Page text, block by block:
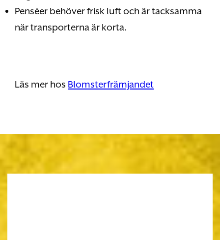
Penséer behöver frisk luft och är tacksamma
när transporterna är korta.
Läs mer hos Blomsterfrämjandet